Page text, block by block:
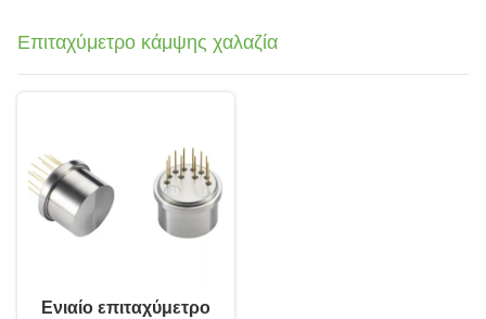
Επιταχύμετρο κάμψης χαλαζία
Ενιαίο επιταχύμετρο